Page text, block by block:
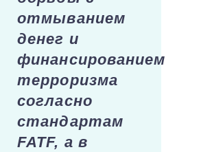
отмыванием
денег и
финансированием
терроризма
согласно
стандартам
FATF, а в